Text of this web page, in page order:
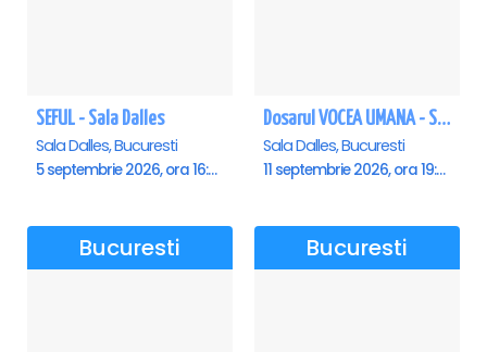
SEFUL - Sala Dalles
Sala Dalles, Bucuresti
5 septembrie 2026, ora 16:00
Dosarul VOCEA UMANA - Sala Dalles
Sala Dalles, Bucuresti
11 septembrie 2026, ora 19:30
Bucuresti Bucuresti